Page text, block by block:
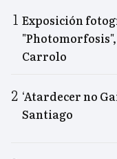
Exposición
Carrolo
‘Atardecer no
Santiago